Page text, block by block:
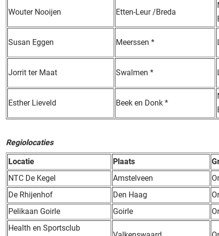
Wouter Nooijen Etten-Leur /Breda
Susan Eggen Meerssen *
Jorrit ter Maat Swalmen *
Esther Lieveld Beek en Donk *
Regiolocaties
Locatie Plaats
NTC De Kegel
Amstelveen
De Rhijenhof
Den Haag
Pelikaan Goirle
Goirle
Health en Sportsclub